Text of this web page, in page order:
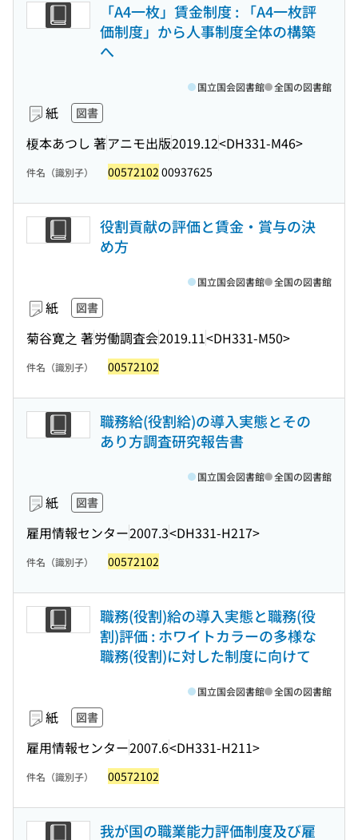
「A4一枚」賃金制度 : 「A4一枚評
価制度」から人事制度全体の構築
へ
紙 図書
榎本あつし 著アニモ出版2019.12<DH331-M46>
国立国会図書館 全国の図書館
件名（識別子） 00572102 00937625
役割貢献の評価と賃金・賞与の決
め方
紙 図書
菊谷寛之 著労働調査会2019.11<DH331-M50>
国立国会図書館 全国の図書館
件名（識別子） 00572102
職務給(役割給)の導入実態とその
あり方調査研究報告書
紙 図書
雇用情報センター2007.3<DH331-H217>
国立国会図書館 全国の図書館
件名（識別子） 00572102
職務(役割)給の導入実態と職務(役
割)評価 : ホワイトカラーの多様な
職務(役割)に対した制度に向けて
紙 図書
雇用情報センター2007.6<DH331-H211>
国立国会図書館 全国の図書館
件名（識別子） 00572102
我が国の職業能力評価制度及び雇